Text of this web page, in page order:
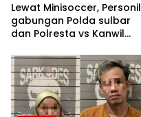
Lewat Minisoccer, Personil
gabungan Polda sulbar
dan Polresta vs Kanwil
ki Ikatan Persaudaraan